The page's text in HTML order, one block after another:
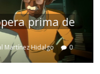
prima de
Martínez Hidalgo 0